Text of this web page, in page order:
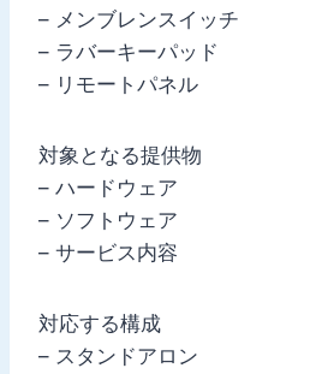
– メンブレンスイッチ
– ラバーキーパッド
– リモートパネル
対象となる提供物
– ハードウェア
– ソフトウェア
– サービス内容
対応する構成
– スタンドアロン